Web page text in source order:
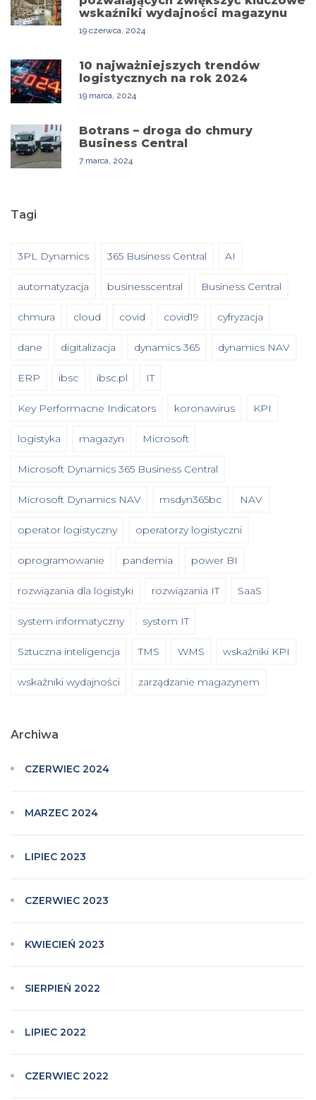
wskaźniki wydajności magazynu
19 czerwca, 2024
10 najważniejszych trendów
logistycznych na rok 2024
19 marca, 2024
Botrans – droga do chmury
Business Central
7 marca, 2024
Tagi
3PL Dynamics 365 Business Central AI
automatyzacja businesscentral Business Central
chmura cloud covid covid19 cyfryzacja
dane digitalizacja dynamics 365 dynamics NAV
ERP ibsc ibsc.pl IT
Key Performacne Indicators koronawirus KPI
logistyka magazyn Microsoft
Microsoft Dynamics 365 Business Central
Microsoft Dynamics NAV msdyn365bc NAV
operator logistyczny operatorzy logistyczni
oprogramowanie pandemia power BI
rozwiązania dla logistyki rozwiązania IT SaaS
system informatyczny system IT
Sztuczna inteligencja TMS WMS wskaźniki KPI
wskaźniki wydajności zarządzanie magazynem
Archiwa
CZERWIEC 2024
MARZEC 2024
LIPIEC 2023
CZERWIEC 2023
KWIECIEŃ 2023
SIERPIEŃ 2022
LIPIEC 2022
CZERWIEC 2022